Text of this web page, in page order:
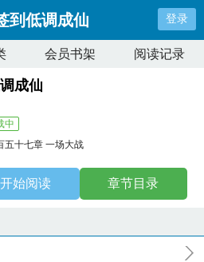
到低调成仙 登录
会员书架 阅读记录
成仙
中
五十七章 一场大战
开始阅读 章节目录